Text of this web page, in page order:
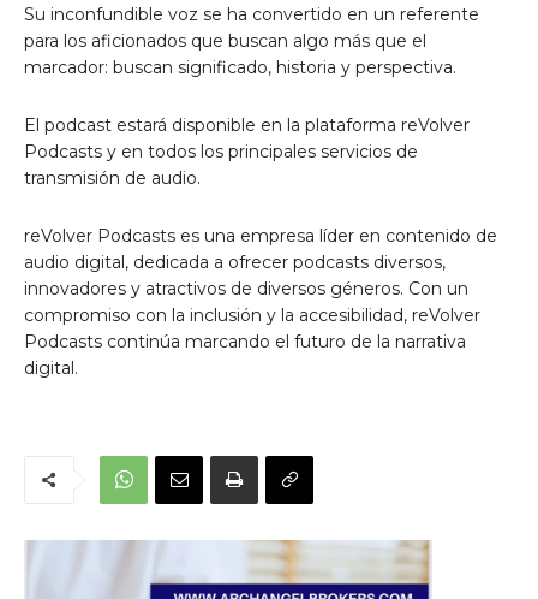
Su inconfundible voz se ha convertido en un referente
para los aficionados que buscan algo más que el
marcador: buscan significado, historia y perspectiva.
El podcast estará disponible en la plataforma reVolver
Podcasts y en todos los principales servicios de
transmisión de audio.
reVolver Podcasts es una empresa líder en contenido de
audio digital, dedicada a ofrecer podcasts diversos,
innovadores y atractivos de diversos géneros. Con un
compromiso con la inclusión y la accesibilidad, reVolver
Podcasts continúa marcando el futuro de la narrativa
digital.